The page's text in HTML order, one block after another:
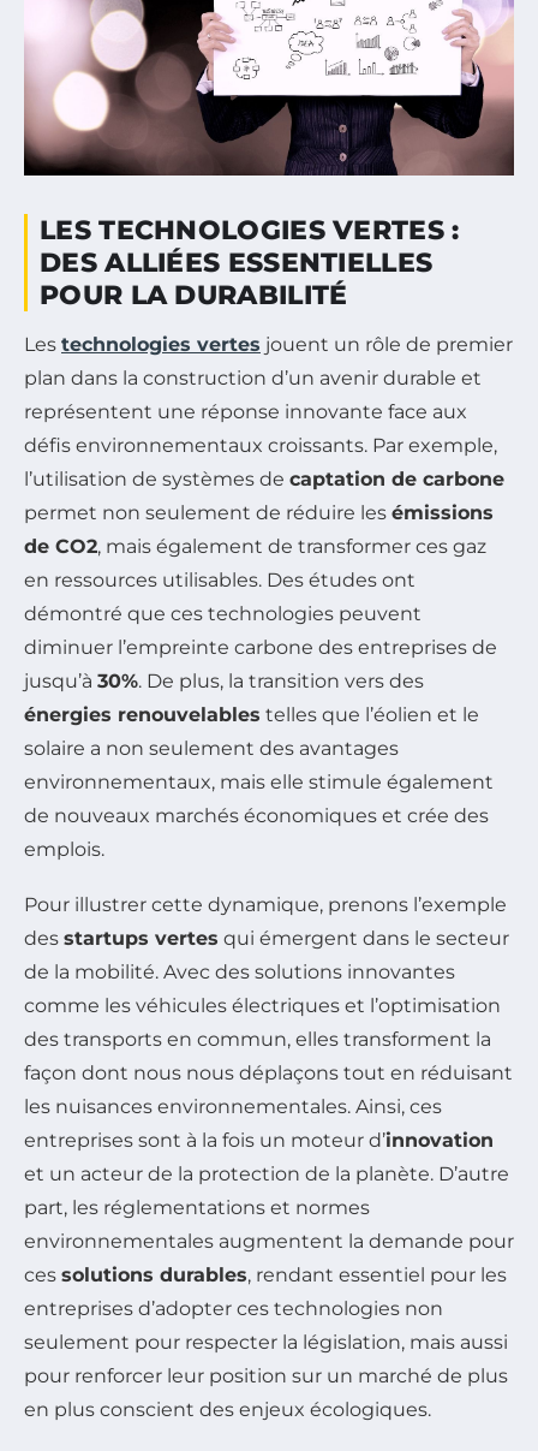
LES TECHNOLOGIES VERTES :
DES ALLIÉES ESSENTIELLES
POUR LA DURABILITÉ
Les technologies vertes jouent un rôle de premier
plan dans la construction d’un avenir durable et
représentent une réponse innovante face aux
défis environnementaux croissants. Par exemple,
l’utilisation de systèmes de captation de carbone
permet non seulement de réduire les émissions
de CO2, mais également de transformer ces gaz
en ressources utilisables. Des études ont
démontré que ces technologies peuvent
diminuer l’empreinte carbone des entreprises de
jusqu’à 30%. De plus, la transition vers des
énergies renouvelables telles que l’éolien et le
solaire a non seulement des avantages
environnementaux, mais elle stimule également
de nouveaux marchés économiques et crée des
emplois.
Pour illustrer cette dynamique, prenons l’exemple
des startups vertes qui émergent dans le secteur
de la mobilité. Avec des solutions innovantes
comme les véhicules électriques et l’optimisation
des transports en commun, elles transforment la
façon dont nous nous déplaçons tout en réduisant
les nuisances environnementales. Ainsi, ces
entreprises sont à la fois un moteur d’innovation
et un acteur de la protection de la planète. D’autre
part, les réglementations et normes
environnementales augmentent la demande pour
ces solutions durables, rendant essentiel pour les
entreprises d’adopter ces technologies non
seulement pour respecter la législation, mais aussi
pour renforcer leur position sur un marché de plus
en plus conscient des enjeux écologiques.